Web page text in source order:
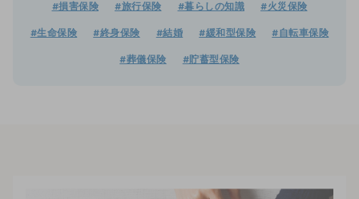
#損害保険 #旅行保険 #暮らしの知識 #火災保険
#生命保険 #終身保険 #結婚 #緩和型保険 #自転車保険
#葬儀保険 #貯蓄型保険